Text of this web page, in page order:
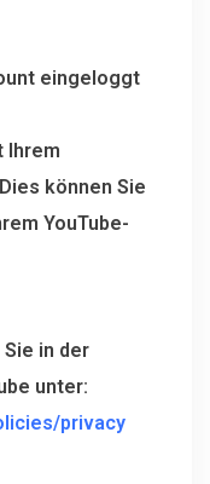
eingeloggt
Ihrem
können Sie
YouTube-
in der
unter:
privacy